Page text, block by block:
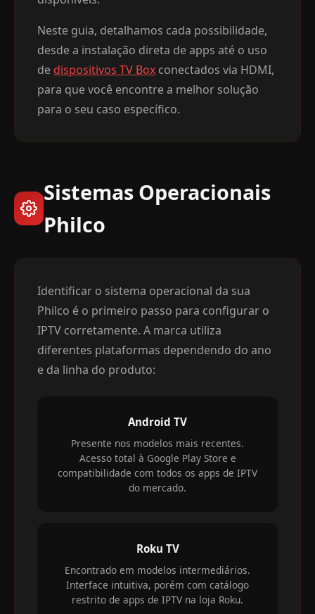
Neste guia, detalhamos cada possibilidade,
desde a instalação direta de apps até o uso
dedispositivos TV Box conectados via HDMI,
para que você encontre a melhor solução
para o seu caso específico.
Sistemas Operacionais
Philco
Identificar o sistema operacional da sua
Philco é o primeiro passo para configurar o
IPTV corretamente. A marca utiliza
diferentes plataformas dependendo do ano
e da linha do produto:
Android TV
Presente nos modelos mais recentes.
Acesso total à Google Play Store e
compatibilidade com todos os apps de IPTV
do mercado.
Roku TV
Encontrado em modelos intermediários.
Interface intuitiva, porém com catálogo
restrito de apps de IPTV na loja Roku.